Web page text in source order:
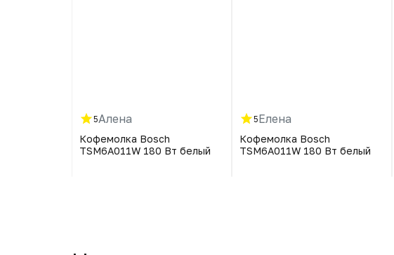
5Алена
Кофемолка Bosch
TSM6A011W 180 Вт белый
5Елена
Кофемолка Bosch
TSM6A011W 180 Вт белый